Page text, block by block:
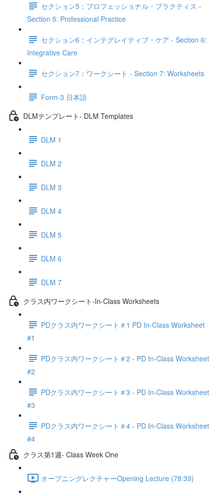
セクション5：プロフェッショナル・プラクティス -
Section 5: Professional Practice
セクション6：インテグレイティブ・ケア - Section 6:
Integrative Care
セクション7：ワークシート - Section 7: Worksheets
Form-3 日本語
DLMテンプレート- DLM Templates
DLM 1
DLM 2
DLM 3
DLM 4
DLM 5
DLM 6
DLM 7
クラス内ワークシート-In-Class Worksheets
PDクラス内ワークシート＃1 PD In-Class Worksheet
#1
PDクラス内ワークシート＃2 - PD In-Class Worksheet
#2
PDクラス内ワークシート＃3 - PD In-Class Worksheet
#3
PDクラス内ワークシート＃4 - PD In-Class Worksheet
#4
クラス第1週- Class Week One
オープニングレクチャーOpening Lecture (78:39)